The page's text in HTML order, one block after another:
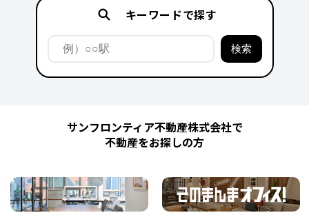
キーワードで探す
サンフロンティア不動産株式会社で
不動産をお探しの方